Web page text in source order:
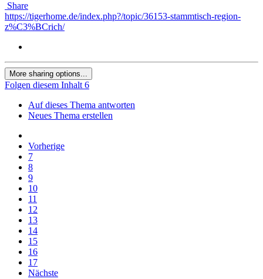
Share
https://tigerhome.de/index.php?/topic/36153-stammtisch-region-
z%C3%BCrich/
More sharing options...
Folgen diesem Inhalt 6
Auf dieses Thema antworten
Neues Thema erstellen
Vorherige
7
8
9
10
11
12
13
14
15
16
17
Nächste